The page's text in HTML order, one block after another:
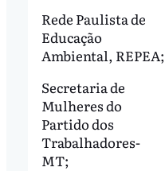
Rede Paulista de
Educação
Ambiental, REPEA;
Secretaria de
Mulheres do
Partido dos
Trabalhadores-
MT;